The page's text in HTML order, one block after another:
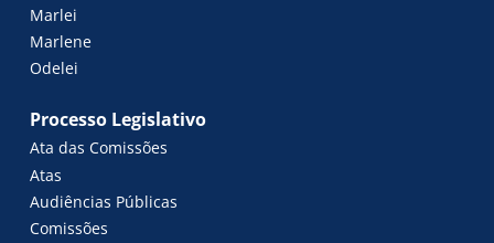
Marlei
Marlene
Odelei
Processo Legislativo
Ata das Comissões
Atas
Audiências Públicas
Comissões